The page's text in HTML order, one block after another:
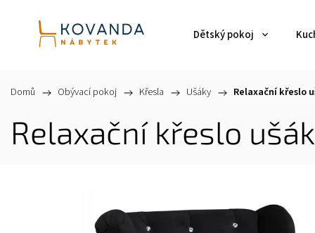
Dětský pokoj
Domů / Obývací pokoj / Křesla / Ušáky / Relaxační křeslo
Relaxační křeslo